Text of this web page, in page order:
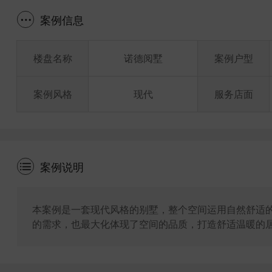
案例信息
楼盘名称
案例风格
诺德阅墅
现代
案例户型
服务店面
案例说明
本案例是一套现代风格的别墅，整个空间运用自然舒
的需求，也最大化体现了空间的品质，打造舒适温暖的